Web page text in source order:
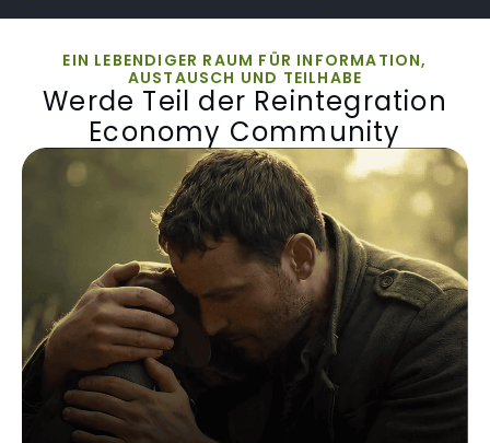
EIN LEBENDIGER RAUM FÜR INFORMATION,
AUSTAUSCH UND TEILHABE
Werde Teil der Reintegration
Economy Community